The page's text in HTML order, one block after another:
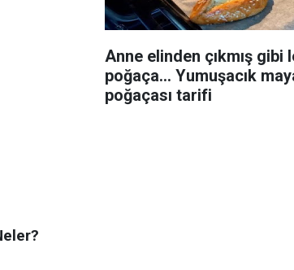
Anne elinden çıkmış gibi
poğaça... Yumuşacık
poğaçası tarifi